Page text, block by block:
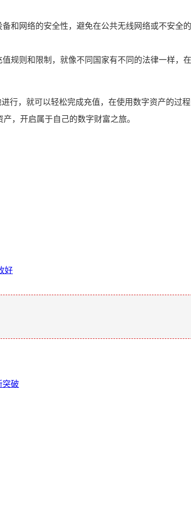
和网络的安全性，避免在公共无线网络或不安全
规则和限制，就像不同国家有不同的法律一样
行，就可以轻松完成充值，在使用数字资产的过
，开启属于自己的数字财富之旅。
好
突破